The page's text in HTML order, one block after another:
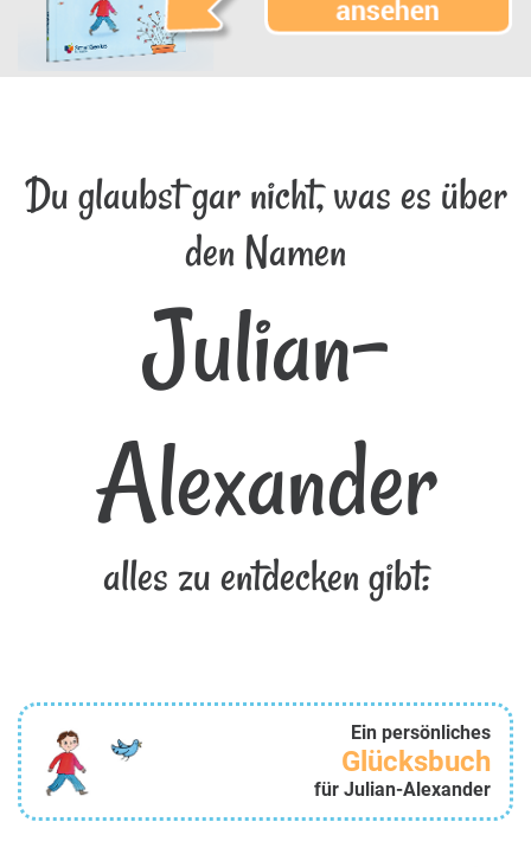
Du glaubst gar nicht, was es über
den Namen
Julian-
Alexander
alles zu entdecken gibt:
Ein persönliches
Glücksbuch
für Julian-Alexander